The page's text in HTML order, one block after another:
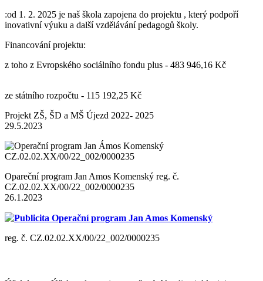
:od 1. 2. 2025 je naš škola zapojena do projektu , který podpoří
inovativní výuku a další vzdělávání pedagogů školy.
Financování projektu:
z toho z Evropského sociálního fondu plus - 483 946,16 Kč
ze státního rozpočtu - 115 192,25 Kč
Projekt ZŠ, ŠD a MŠ Újezd 2022- 2025
29.5.2023
Opareční program Jan Amos Komenský reg. č.
CZ.02.02.XX/00/22_002/0000235
26.1.2023
Publicita Operační program Jan Amos Komenský
reg. č. CZ.02.02.XX/00/22_002/0000235